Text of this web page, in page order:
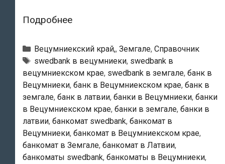
ПодробнееSwedbank
Банкоматы
в
Вецумниеки
Рубрики
Вецумниекский край,, Земгале, Справочник
Тэги
swedbank в вецумниеки, swedbank в
вецумниекском крае, swedbank в земгале, банк в
Вецумниеки, банк в Вецумниекском крае, банк в
земгале, банк в латвии, банки в Вецумниеки, банки
в Вецумниекском крае, банки в земгале, банки в
латвии, банкомат swedbank, банкомат в
Вецумниеки, банкомат в Вецумниекском крае,
банкомат в Земгале, банкомат в Латвии,
банкоматы swedbank, банкоматы в Вецумниеки,